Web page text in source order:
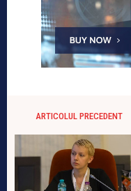
ARTICOLUL PRECEDENT